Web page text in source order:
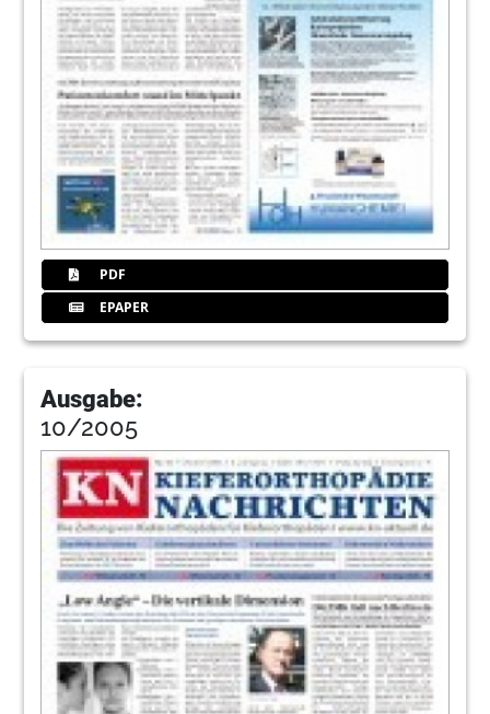
PDF
EPAPER
Ausgabe:
10/2005